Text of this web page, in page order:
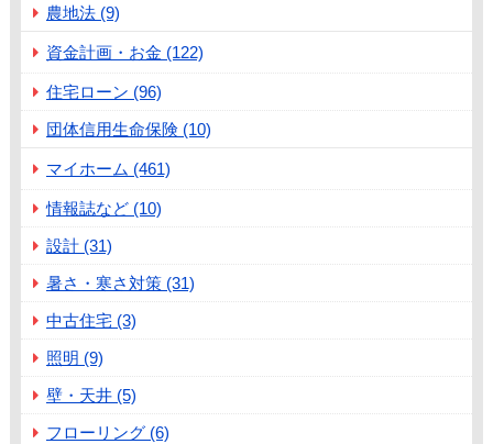
農地法 (9)
資金計画・お金 (122)
住宅ローン (96)
団体信用生命保険 (10)
マイホーム (461)
情報誌など (10)
設計 (31)
暑さ・寒さ対策 (31)
中古住宅 (3)
照明 (9)
壁・天井 (5)
フローリング (6)